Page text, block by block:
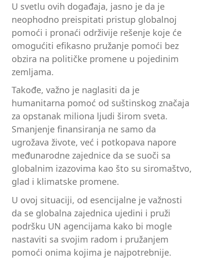
U svetlu ovih događaja, jasno je da je
neophodno preispitati pristup globalnoj
pomoći i pronaći održivije rešenje koje će
omogućiti efikasno pružanje pomoći bez
obzira na političke promene u pojedinim
zemljama.
Takođe, važno je naglasiti da je
humanitarna pomoć od suštinskog značaja
za opstanak miliona ljudi širom sveta.
Smanjenje finansiranja ne samo da
ugrožava živote, već i potkopava napore
međunarodne zajednice da se suoči sa
globalnim izazovima kao što su siromaštvo,
glad i klimatske promene.
U ovoj situaciji, od esencijalne je važnosti
da se globalna zajednica ujedini i pruži
podršku UN agencijama kako bi mogle
nastaviti sa svojim radom i pružanjem
pomoći onima kojima je najpotrebnije.